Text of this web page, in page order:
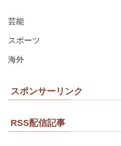
芸能
スポーツ
海外
スポンサーリンク
RSS配信記事